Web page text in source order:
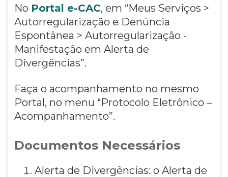
No Portal e-CAC, em “Meus Serviços >
Autorregularização e Denúncia
Espontânea > Autorregularização -
Manifestação em Alerta de
Divergências”.
Faça o acompanhamento no mesmo
Portal, no menu “Protocolo Eletrônico –
Acompanhamento”.
Documentos Necessários
Alerta de Divergências: o Alerta de